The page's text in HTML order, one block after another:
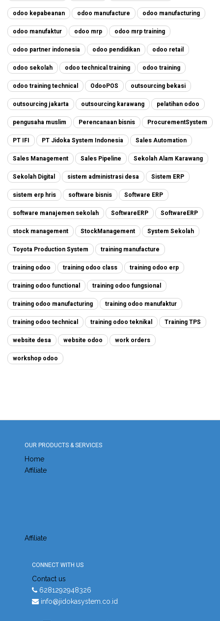
odoo kepabeanan odoo manufacture odoo manufacturing
odoo manufaktur odoo mrp odoo mrp training
odoo partner indonesia odoo pendidikan odoo retail
odoo sekolah odoo technical training odoo training
odoo training technical OdooPOS outsourcing bekasi
outsourcing jakarta outsourcing karawang pelatihan odoo
pengusaha muslim Perencanaan bisnis ProcurementSystem
PT IFI PT Jidoka System Indonesia Sales Automation
Sales Management Sales Pipeline Sekolah Alam Karawang
Sekolah Digital sistem administrasi desa Sistem ERP
sistem erp hris software bisnis Software ERP
software manajemen sekolah SoftwareERP SoftwareERP
stock management StockManagement System Sekolah
Toyota Production System training manufacture
training odoo training odoo class training odoo erp
training odoo functional training odoo fungsional
training odoo manufacturing training odoo manufaktur
training odoo technical training odoo teknikal Training TPS
website desa website odoo work orders
workshop odoo
OUR PRODUCTS & SERVICES
Home
Affiliate
Affiliate
CONNECT WITH US
Contact us
6281292948326
info@jidokasystem.co.id